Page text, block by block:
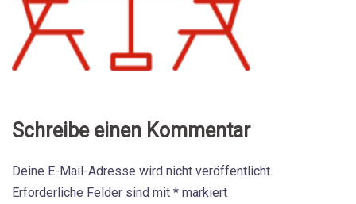
Schreibe einen Kommentar
Deine E-Mail-Adresse wird nicht veröffentlicht.
Erforderliche Felder sind mit * markiert